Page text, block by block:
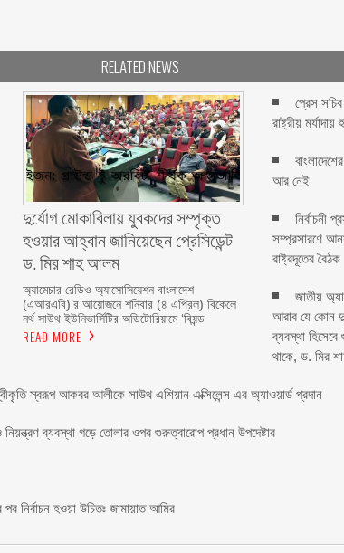
RELATED NEWS
দুর্যোগ মোকাবিলায় যুবকদের সম্পৃক্ত
হওয়ার আহ্বান জানিয়েছেন প্রেসিডেন্ট
ড. মির শাহ আলম ‎ ‎
অ্যামেচার রেডিও অ্যাসোসিয়েশন বাংলাদেশ
(এআরএবি)’র আয়োজনে শনিবার (৪ এপ্রিল) বিকেলে
নর্থ সাউথ ইউনিভার্সিটির অডিটোরিয়ামে ‘বিয়ন্ড
READ MORE
প্রেস সচিব
রাষ্ট্রীয় মর্যাদায়
আর নেই
নির্বাচনী
সম্প্রসারণে
রাষ্ট্রদূতের বৈঠক
জাতীয়
আরাব যে কোন
ব্যবস্থা
থাকে, ড. মির
স্বরূপ আকবর আলীকে সাউথ এশিয়ান এক্সিলেন্স এর অ্যাওয়ার্ড প্রদান
ব্যবস্থা গড়ে তোলার ওপর গুরুত্বারোপ প্রধান উপদেষ্টার
নির্বাচন হওয়া উচিতঃ জামায়াত আমির